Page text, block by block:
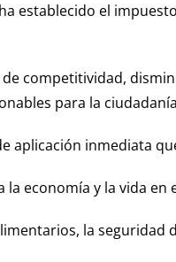
establecido el
competitividad,
para la
inmediata
economía y la vida en
la seguridad